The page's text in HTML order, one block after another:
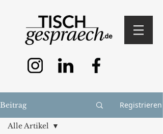
Beitrag Registrieren
Alle Artikel